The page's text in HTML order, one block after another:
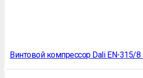
Винтовой компрессор Dali EN-315/8 II